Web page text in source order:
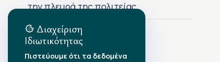
την πλευρά της πολιτείας
Αρχείο Δημοσιεύσεων
Διαχείριση
Ιδιωτικότητας
Πιστεύουμε ότι τα δεδομένα